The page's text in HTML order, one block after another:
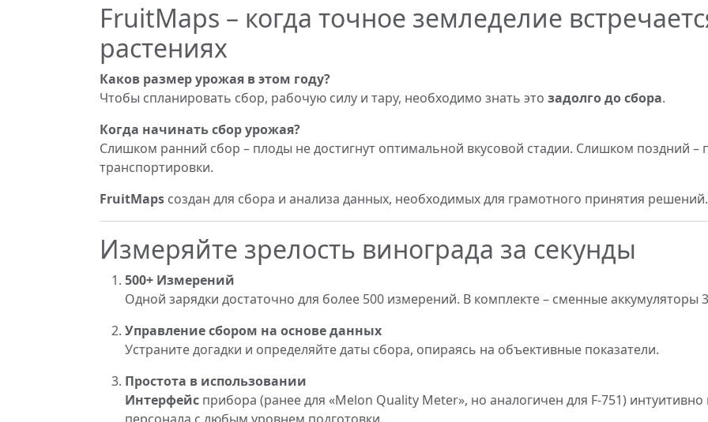
FruitMaps – когда точное земледелие
растениях
Каков размер урожая в этом году?
Чтобы спланировать сбор, рабочую силу и тару, необходимо знать это задолго до сбора.
Когда начинать сбор урожая?
Слишком ранний сбор – плоды не достигнут оптимальной вкусовой стадии. Слишком поздний –
транспортировки.
FruitMaps создан для сбора и анализа данных, необходимых для грамотного принятия решений.
Измеряйте зрелость винограда за секунды
500+ Измерений
Одной зарядки достаточно для более 500 измерений. В комплекте – сменные аккумуляторы
Управление сбором на основе данных
Устраните догадки и определяйте даты сбора, опираясь на объективные показатели.
Простота в использовании
Интерфейс прибора (ранее для «Melon Quality Meter», но аналогичен для F-751)